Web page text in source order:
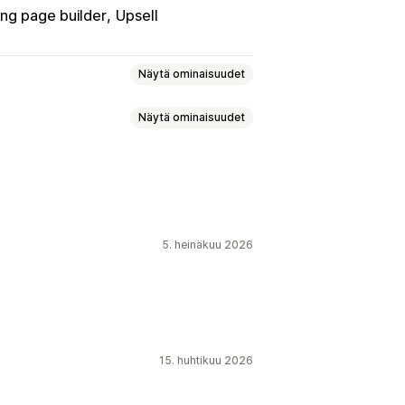
page builder Upsell
Näytä ominaisuudet
Näytä ominaisuudet
5. heinäkuu 2026
15. huhtikuu 2026